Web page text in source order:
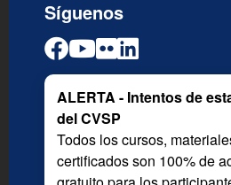
Síguenos
ALERTA - Intentos de
del CVSP
Todos los cursos,
certificados son 100% de